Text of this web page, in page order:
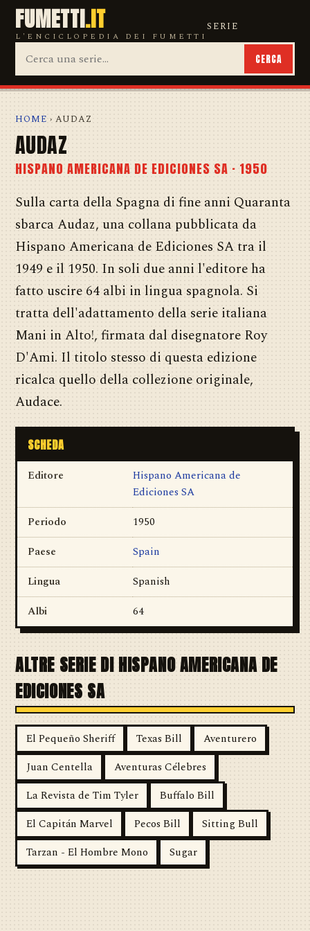
FUMETTI.IT
L'ENCICLOPEDIA DEI FUMETTI
SERIE
CERCA
HOME › AUDAZ
AUDAZ
HISPANO AMERICANA DE EDICIONES SA · 1950
Sulla carta della Spagna di fine anni Quaranta
sbarca Audaz, una collana pubblicata da
Hispano Americana de Ediciones SA tra il
1949 e il 1950. In soli due anni l'editore ha
fatto uscire 64 albi in lingua spagnola. Si
tratta dell'adattamento della serie italiana
Mani in Alto!, firmata dal disegnatore Roy
D'Ami. Il titolo stesso di questa edizione
ricalca quello della collezione originale,
Audace.
SCHEDA
Editore
Hispano Americana de
Ediciones SA
Periodo
1950
Paese
Spain
Lingua
Spanish
Albi
64
ALTRE SERIE DI HISPANO AMERICANA DE
EDICIONES SA
El Pequeño Sheriff Texas Bill
Aventurero
Juan Centella
Aventuras Célebres
La Revista de Tim Tyler
Buffalo Bill
El Capitán Marvel
Pecos Bill
Sitting Bull
Tarzan - El Hombre Mono
Sugar